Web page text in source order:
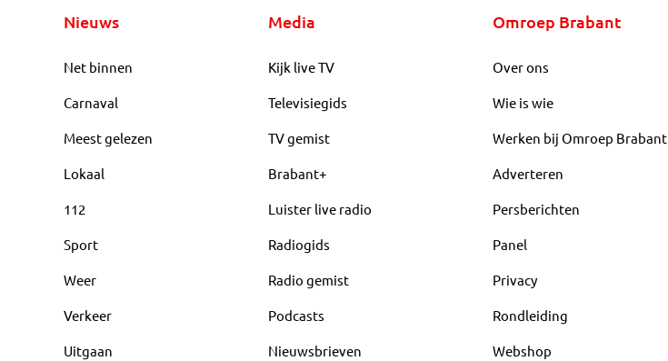
Nieuws
Net binnen
Carnaval
Meest gelezen
Lokaal
112
Sport
Weer
Verkeer
Uitgaan
Media
Kijk live TV
Televisiegids
TV gemist
Brabant+
Luister live radio
Radiogids
Radio gemist
Podcasts
Nieuwsbrieven
Omroep Brabant
Over ons
Wie is wie
Werken bij Omroep Brabant
Adverteren
Persberichten
Panel
Privacy
Rondleiding
Webshop